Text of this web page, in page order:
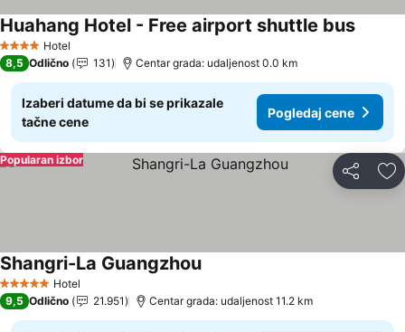
4 ZvezdiceHotel
Huahang Hotel - Free airport shuttle bus
8,5 Odlično 131 Centar grada: udaljenost 0.0 km
Izaberi datume da bi se prikazale
tačne cene
Pogledaj cene
Deli
Popularan izbor
5 ZvezdiceHotel
Shangri-La GuangzhouPogledaj cene
9,5 Odlično 21.951 Centar grada: udaljenost 11.2 km